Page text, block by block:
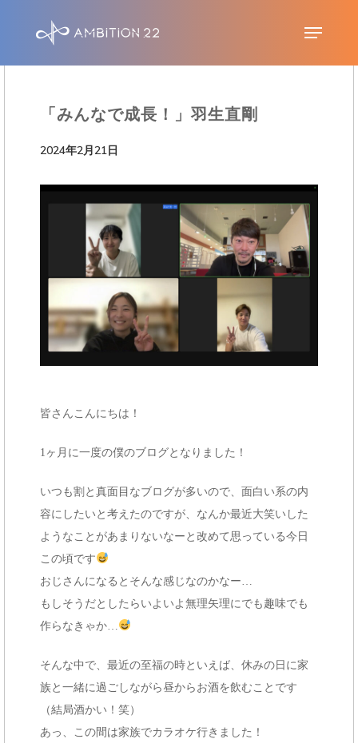
i
Menu
「みんなで成長！」羽生直剛
2024年2月21日
皆さんこんにちは！
1ヶ月に一度の僕のブログとなりました！
いつも割と真面目なブログが多いので、面白い系の内
容にしたいと考えたのですが、なんか最近大笑いした
ようなことがあまりないなーと改めて思っている今日
この頃です
おじさんになるとそんな感じなのかなー…
もしそうだとしたらいよいよ無理矢理にでも趣味でも
作らなきゃか…
そんな中で、最近の至福の時といえば、休みの日に家
族と一緒に過ごしながら昼からお酒を飲むことです
（結局酒かい！笑）
あっ、この間は家族でカラオケ行きました！